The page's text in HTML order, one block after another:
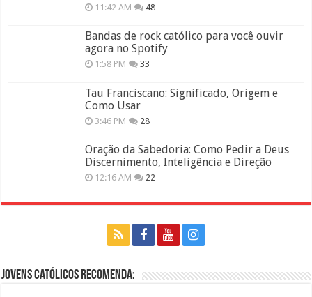
11:42 AM 48
Bandas de rock católico para você ouvir
agora no Spotify
1:58 PM 33
Tau Franciscano: Significado, Origem e
Como Usar
3:46 PM 28
Oração da Sabedoria: Como Pedir a Deus
Discernimento, Inteligência e Direção
12:16 AM 22
Jovens Católicos Recomenda: